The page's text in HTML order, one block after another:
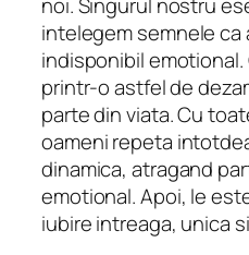
noi.Singurul nostru
intelegem semnele ca
indisponibil emotional.
printr-o astfel de
parte din viata.Cu
oameni repeta
dinamica, atragand
emotional.Apoi, le
iubire intreaga, unica